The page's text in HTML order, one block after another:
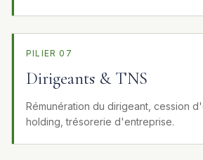
PILIER 07
Dirigeants & TNS
Rémunération du dirigeant, cession
holding, trésorerie d'entreprise.